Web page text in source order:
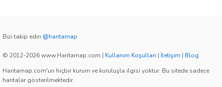
Bizi takip edin @haritamap
© 2012-2026 www.Haritamap.com | Kullanım Koşulları | İletişim | Blog
Haritamap.com'un hiçbir kurum ve kuruluşla ilgisi yoktur. Bu sitede sadece
haritalar gösterilmektedir.